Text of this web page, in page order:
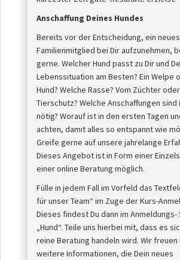
Anschaffung Deines Hundes
Bereits vor der Entscheidung, ein neues
Familienmitglied bei Dir aufzunehmen,
gerne. Welcher Hund passt zu Dir und
Lebenssituation am Besten? Ein Welpe
Hund? Welche Rasse? Vom Züchter
Tierschutz? Welche Anschaffungen sind
nötig? Worauf ist in den ersten Tagen
achten, damit alles so entspannt wie
Greife gerne auf unsere jahrelange
Dieses Angebot ist in Form einer
einer online Beratung möglich.
Fülle in jedem Fall im Vorfeld das
für unser Team“ im Zuge der Kurs-
Dieses findest Du dann im Anmeldungs-
„Hund“. Teile uns hierbei mit, dass es
reine Beratung handeln wird. Wir freuen
weitere Informationen, die Dein neues